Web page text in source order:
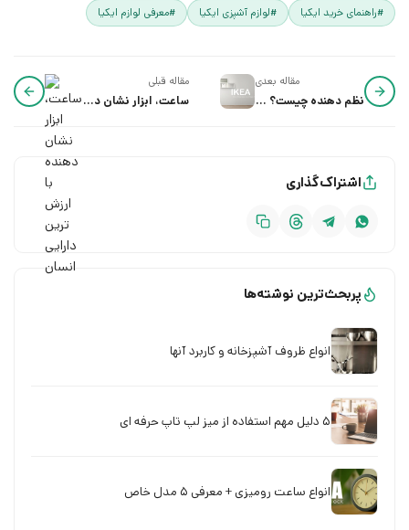
#راهنمای خرید ایکیا
#لوازم آشپزی ایکیا #معرفی لوازم ایکیا
مقاله قبلی
ساعت، ابزار نشان دهنده با ارزش ترین دارایی انسان
مقاله بعدی
نظم دهنده چیست؟ راهنمای کامل از صفر تا خرید
اشتراک‌گذاری
پربحث‌ترین نوشته‌ها
انواع ظروف آشپزخانه و کاربرد آنها
5 دلیل مهم استفاده از میز لپ تاپ حرفه ای
انواع ساعت‌ رومیزی + معرفی 5 مدل خاص